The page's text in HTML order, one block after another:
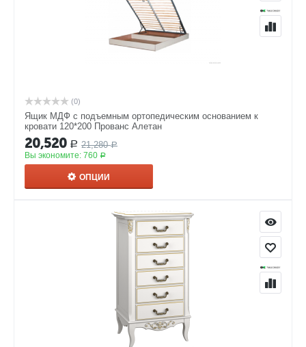
(0)
Ящик МДФ с подъемным ортопедическим основанием к
кровати 120*200 Прованс Алетан
20,520 Р 21,280 Р
Вы экономите: 760 Р
ОПЦИИ